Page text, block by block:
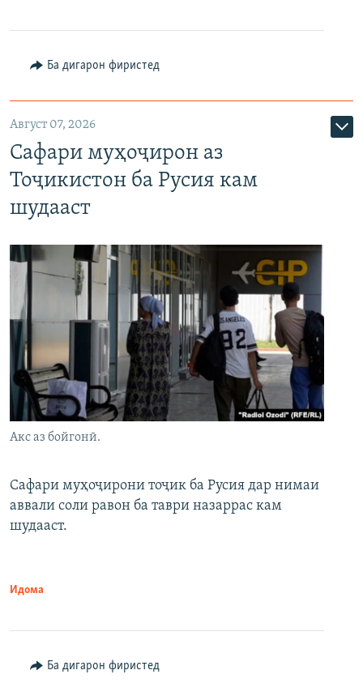
Ба дигарон фиристед
Август 07, 2026
Сафари муҳоҷирон аз
Тоҷикистон ба Русия кам
шудааст
Акс аз бойгонӣ.
Сафари муҳоҷирони тоҷик ба Русия дар нимаи
аввали соли равон ба таври назаррас кам
шудааст.
Идома
Ба дигарон фиристед